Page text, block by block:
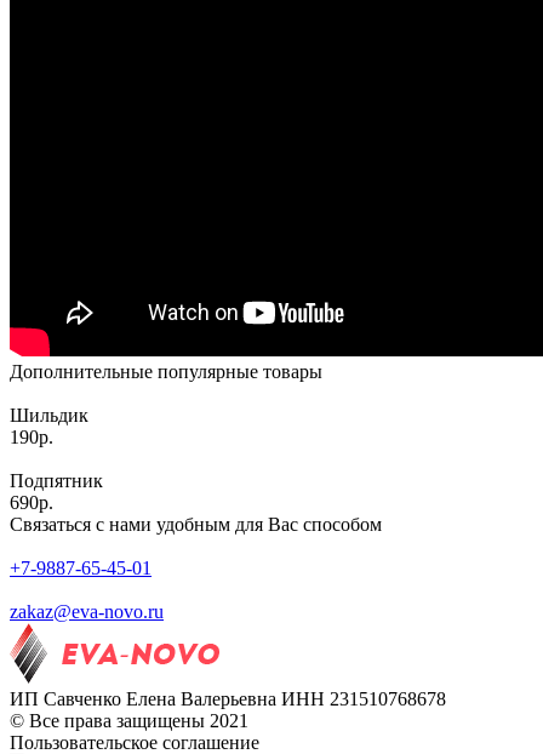
Дополнительные популярные товары
Шильдик
190р.
Подпятник
690р.
Связаться с нами удобным для Вас способом
+7-9887-65-45-01
zakaz@eva-novo.ru
ИП Савченко Елена Валерьевна ИНН 231510768678
© Все права защищены 2021
Пользовательское соглашение